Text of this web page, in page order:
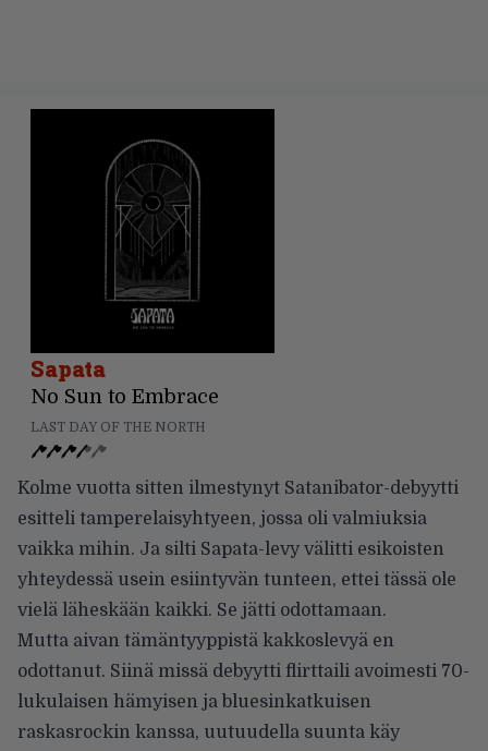
Sapata
No Sun to Embrace
LAST DAY OF THE NORTH
Kolme vuotta sitten ilmestynyt Satanibator-debyytti
esitteli tamperelaisyhtyeen, jossa oli valmiuksia
vaikka mihin. Ja silti Sapata-levy välitti esikoisten
yhteydessä usein esiintyvän tunteen, ettei tässä ole
vielä läheskään kaikki. Se jätti odottamaan.
Mutta aivan tämäntyyppistä kakkoslevyä en
odottanut. Siinä missä debyytti flirttaili avoimesti 70-
lukulaisen hämyisen ja bluesinkatkuisen
raskasrockin kanssa, uutuudella suunta käy